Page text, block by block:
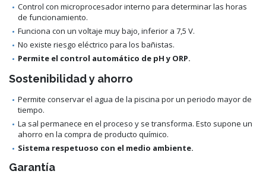
Control con microprocesador interno para determinar las horas
de funcionamiento.
Funciona con un voltaje muy bajo, inferior a 7,5 V.
No existe riesgo eléctrico para los bañistas.
Permite el control automático de pH y ORP.
Sostenibilidad y ahorro
Permite conservar el agua de la piscina por un periodo mayor de
tiempo.
La sal permanece en el proceso y se transforma. Esto supone un
ahorro en la compra de producto químico.
Sistema respetuoso con el medio ambiente.
Garantía